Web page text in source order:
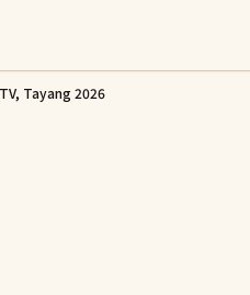
Tayang 2026